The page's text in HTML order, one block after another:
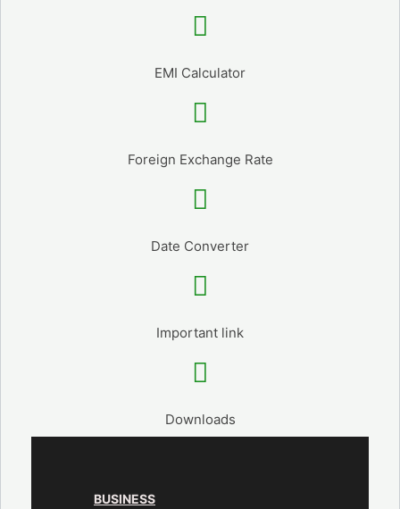
EMI Calculator
Foreign Exchange Rate
Date Converter
Important link
Downloads
BUSINESS